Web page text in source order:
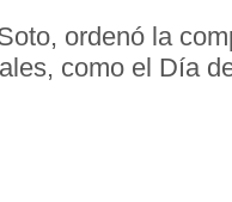
ordenó la
como el Día